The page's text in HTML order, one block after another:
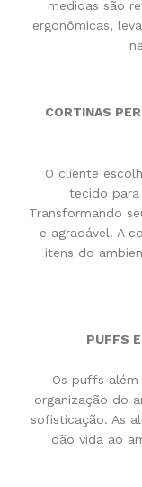
medidas são
ergonômicas,
CORTINAS
O cliente
tecido para
Transformando
e agradável. A
itens do
PUFFS
Os puffs
organização do
sofisticação. As
dão vida ao